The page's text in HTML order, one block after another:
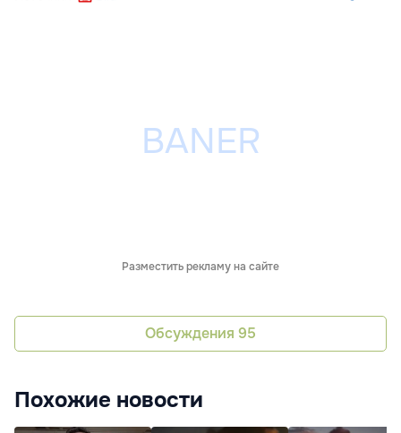
Разместить рекламу на сайте
Обсуждения 95
Похожие новости